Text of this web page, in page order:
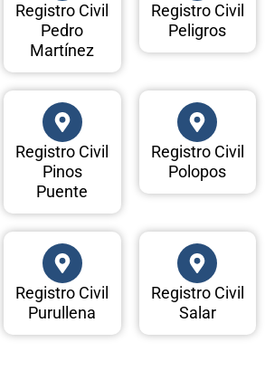
Registro Civil
Pedro
Martínez
Registro Civil
Peligros
Registro Civil
Pinos
Puente
Registro Civil
Polopos
Registro Civil
Purullena
Registro Civil
Salar